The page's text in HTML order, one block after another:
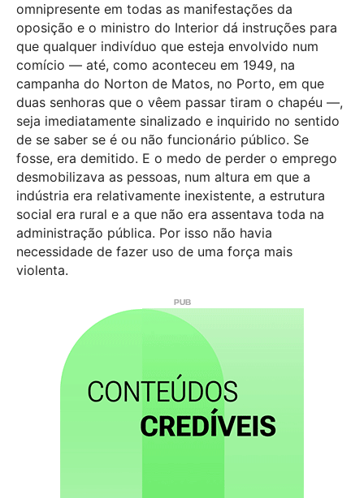
omnipresente em todas as manifestações da
oposição e o ministro do Interior dá instruções para
que qualquer indivíduo que esteja envolvido num
comício — até, como aconteceu em 1949, na
campanha do Norton de Matos, no Porto, em que
duas senhoras que o vêem passar tiram o chapéu —,
seja imediatamente sinalizado e inquirido no sentido
de se saber se é ou não funcionário público. Se
fosse, era demitido. E o medo de perder o emprego
desmobilizava as pessoas, num altura em que a
indústria era relativamente inexistente, a estrutura
social era rural e a que não era assentava toda na
administração pública. Por isso não havia
necessidade de fazer uso de uma força mais
violenta.